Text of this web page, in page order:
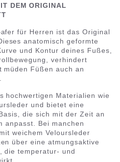
DEM ORIGINAL
für Herren ist das Original
anatomisch geformte
und Kontur deines Fußes,
verhindert
müden Füßen auch an
hochwertigen Materialien wie
und bietet eine
die sich mit der Zeit an
anpasst. Bei manchen
weichem Veloursleder
über eine atmungsaktive
die temperatur- und